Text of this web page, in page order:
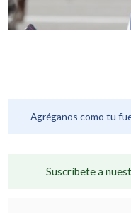
Agréganos como tu
Suscríbete a